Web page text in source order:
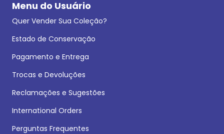
Menu do Usuário
Quer Vender Sua Coleção?
Estado de Conservação
Pagamento e Entrega
Trocas e Devoluções
Reclamações e Sugestões
International Orders
Perguntas Frequentes